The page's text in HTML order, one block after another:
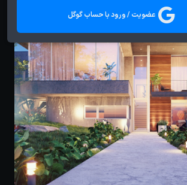
عضویت / ورود با حساب گوگل